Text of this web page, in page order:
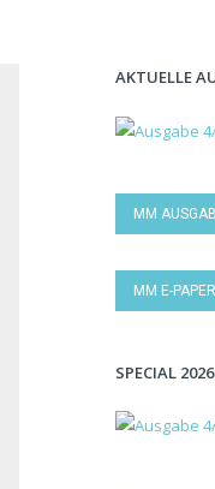
AKTUELLE
MM
MM E-
SPECIAL